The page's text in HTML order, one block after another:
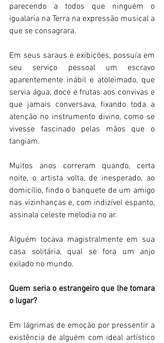
parecendo a todos que ninguém o
igualaria na Terra na expressão musical a
que se consagrara.
Em seus saraus e exibições, possuía em
seu serviço pessoal um escravo
aparentemente inábil e atoleimado, que
servia água, doce e frutas aos convivas e
que jamais conversava, fixando toda a
atenção no instrumento divino, como se
vivesse fascinado pelas mãos que o
tangiam.
Muitos anos correram quando, certa
noite, o artista volta, de inesperado, ao
domicílio, findo o banquete de um amigo
nas vizinhanças e, com indizível espanto,
assinala celeste melodia no ar.
Alguém tocava magistralmente em sua
casa solitária, qual se fora um anjo
exilado no mundo.
Quem seria o estrangeiro que lhe tomara
o lugar?
Em lágrimas de emoção por pressentir a
existência de alguém com ideal artístico